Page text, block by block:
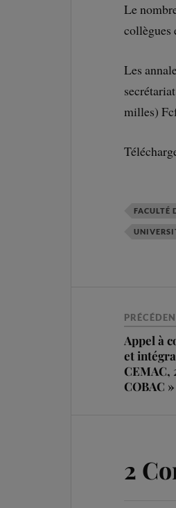
Le
collègues
Les
milles)
FACULTÉ
Appel à
et
CEMAC,
COBAC »
2